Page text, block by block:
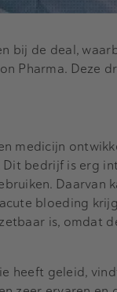
bij de deal,
Pharma. Deze
medicijn
bedrijf is erg
Daarvan
bloeding
is, omdat
heeft geleid,